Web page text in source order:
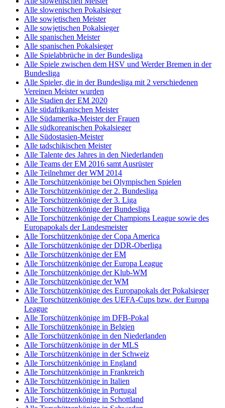
Alle slowenischen Pokalsieger
Alle sowjetischen Meister
Alle sowjetischen Pokalsieger
Alle spanischen Meister
Alle spanischen Pokalsieger
Alle Spielabbrüche in der Bundesliga
Alle Spiele zwischen dem HSV und Werder Bremen in der
Bundesliga
Alle Spieler, die in der Bundesliga mit 2 verschiedenen
Vereinen Meister wurden
Alle Stadien der EM 2020
Alle südafrikanischen Meister
Alle Südamerika-Meister der Frauen
Alle südkoreanischen Pokalsieger
Alle Südostasien-Meister
Alle tadschikischen Meister
Alle Talente des Jahres in den Niederlanden
Alle Teams der EM 2016 samt Ausrüster
Alle Teilnehmer der WM 2014
Alle Torschützenkönige bei Olympischen Spielen
Alle Torschützenkönige der 2. Bundesliga
Alle Torschützenkönige der 3. Liga
Alle Torschützenkönige der Bundesliga
Alle Torschützenkönige der Champions League sowie des
Europapokals der Landesmeister
Alle Torschützenkönige der Copa America
Alle Torschützenkönige der DDR-Oberliga
Alle Torschützenkönige der EM
Alle Torschützenkönige der Europa League
Alle Torschützenkönige der Klub-WM
Alle Torschützenkönige der WM
Alle Torschützenkönige des Europapokals der Pokalsieger
Alle Torschützenkönige des UEFA-Cups bzw. der Europa
League
Alle Torschützenkönige im DFB-Pokal
Alle Torschützenkönige in Belgien
Alle Torschützenkönige in den Niederlanden
Alle Torschützenkönige in der MLS
Alle Torschützenkönige in der Schweiz
Alle Torschützenkönige in England
Alle Torschützenkönige in Frankreich
Alle Torschützenkönige in Italien
Alle Torschützenkönige in Portugal
Alle Torschützenkönige in Schottland